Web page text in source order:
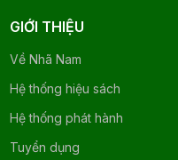
GIỚI THIỆU
Về Nhã Nam
Hệ thống hiệu sách
Hệ thống phát hành
Tuyển dụng